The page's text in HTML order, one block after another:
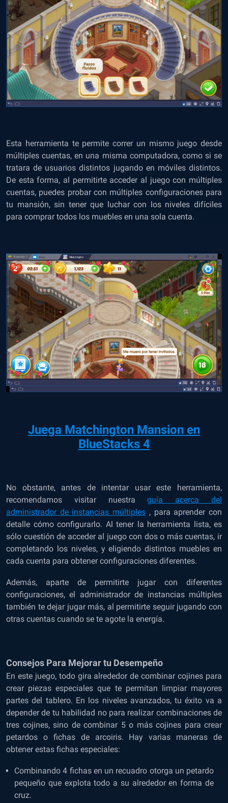
Esta herramienta te permite correr un mismo juego desde
múltiples cuentas, en una misma computadora, como si se
tratara de usuarios distintos jugando en móviles distintos.
De esta forma, al permitirte acceder al juego con múltiples
cuentas, puedes probar con múltiples configuraciones para
tu mansión, sin tener que luchar con los niveles difíciles
para comprar todos los muebles en una sola cuenta.
Juega Matchington Mansion en
BlueStacks 4
No obstante, antes de intentar usar este herramienta,
recomendamos visitar nuestraguía acerca del
administrador de instancias múltiples , para aprender con
detalle cómo configurarlo. Al tener la herramienta lista, es
sólo cuestión de acceder al juego con dos o más cuentas, ir
completando los niveles, y eligiendo distintos muebles en
cada cuenta para obtener configuraciones diferentes.
Además, aparte de permitirte jugar con diferentes
configuraciones, el administrador de instancias múltiples
también te dejar jugar más, al permitirte seguir jugando con
otras cuentas cuando se te agote la energía.
Consejos Para Mejorar tu Desempeño
En este juego, todo gira alrededor de combinar cojines para
crear piezas especiales que te permitan limpiar mayores
partes del tablero. En los niveles avanzados, tu éxito va a
depender de tu habilidad no para realizar combinaciones de
tres cojines, sino de combinar 5 o más cojines para crear
petardos o fichas de arcoiris. Hay varias maneras de
obtener estas fichas especiales:
Combinando 4 fichas en un recuadro otorga un petardo
pequeño que explota todo a su alrededor en forma de
cruz.